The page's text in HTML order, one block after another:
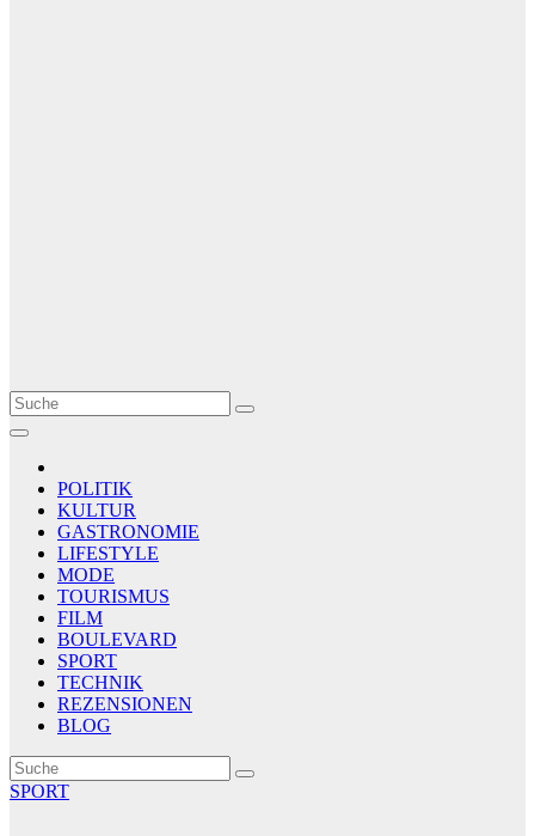
Le Matin
AGENCE DE PRESSE
POLITIK
KULTUR
GASTRONOMIE
LIFESTYLE
MODE
TOURISMUS
FILM
BOULEVARD
SPORT
TECHNIK
REZENSIONEN
BLOG
SPORT